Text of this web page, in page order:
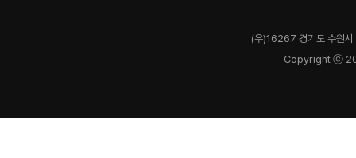
(우)16267 경기도 수원
Copyright ⓒ